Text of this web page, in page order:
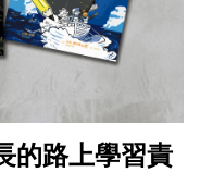
的路上學習責